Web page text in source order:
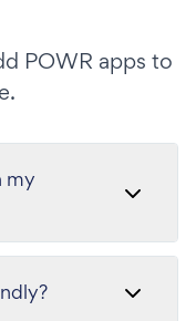
POWR apps to
my